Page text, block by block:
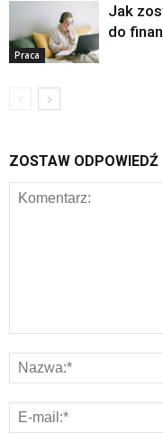
Praca
Jak
do
ZOSTAW ODPOWIEDŹ